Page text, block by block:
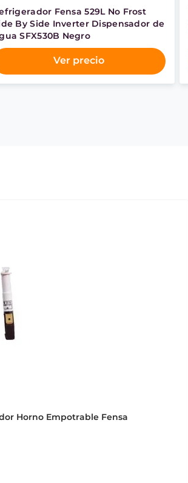
Fensa 529L No Frost
By Side Inverter Dispensador de
SFX530B Negro
Ver precio
Horno Empotrable Fensa